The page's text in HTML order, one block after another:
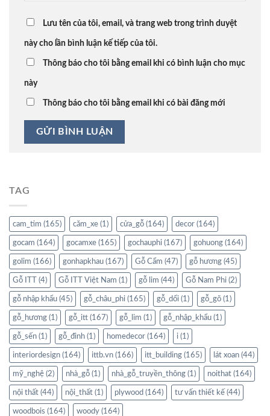
Lưu tên của tôi, email, và trang web trong trình duyệt
này cho lần bình luận kế tiếp của tôi.
Thông báo cho tôi bằng email khi có bình luận cho mục
này
Thông báo cho tôi bằng email khi có bài đăng mới
TAG
cam_tim (165) căm_xe (1) cửa_gỗ (164) decor (164)
gocam (164) gocamxe (165) gochauphi (167) gohuong (164)
golim (166) gonhapkhau (167) Gỗ Cẩm (47) gỗ hương (45)
Gỗ ITT (4) Gỗ ITT Việt Nam (1) gỗ lim (44) Gỗ Nam Phi (2)
gỗ nhập khẩu (45) gỗ_châu_phi (165) gỗ_dổi (1) gỗ_gõ (1)
gỗ_hương (1) gỗ_itt (167) gỗ_lim (1) gỗ_nhập_khẩu (1)
gỗ_sến (1) gỗ_đinh (1) homedecor (164) i (1)
interiordesign (164) ittb.vn (166) itt_building (165) lát xoan (44)
mỹ_nghệ (2) nhà_gỗ (1) nhà_gỗ_truyền_thông (1) noithat (164)
nội thất (44) nội_thất (1) plywood (164) tư vấn thiết kế (44)
woodbois (164) woody (164)